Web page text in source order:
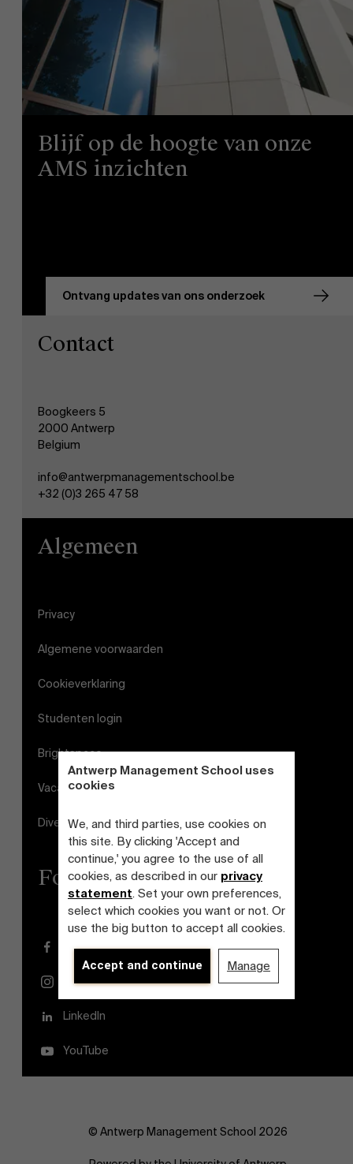
Antwerp Management School uses
cookies
We, and third parties, use cookies on
this site. By clicking 'Accept and
continue,' you agree to the use of all
cookies, as described in our privacy
statement. Set your own preferences,
select which cookies you want or not. Or
use the big button to accept all cookies.
Accept and continue Manage
Blijf op de hoogte van onze
AMS inzichten
Ontvang updates van ons onderzoek
Contact
Boogkeers 5
2000 Antwerp
Belgium
info@antwerpmanagementschool.be
+32 (0)3 265 47 58
Algemeen
Privacy
Algemene voorwaarden
Cookieverklaring
Studenten login
Brightspace
Vacatures
Diversiteits- en Inclusieplan
Follow us
Facebook
Instagram
LinkedIn
YouTube
© Antwerp Management School 2026